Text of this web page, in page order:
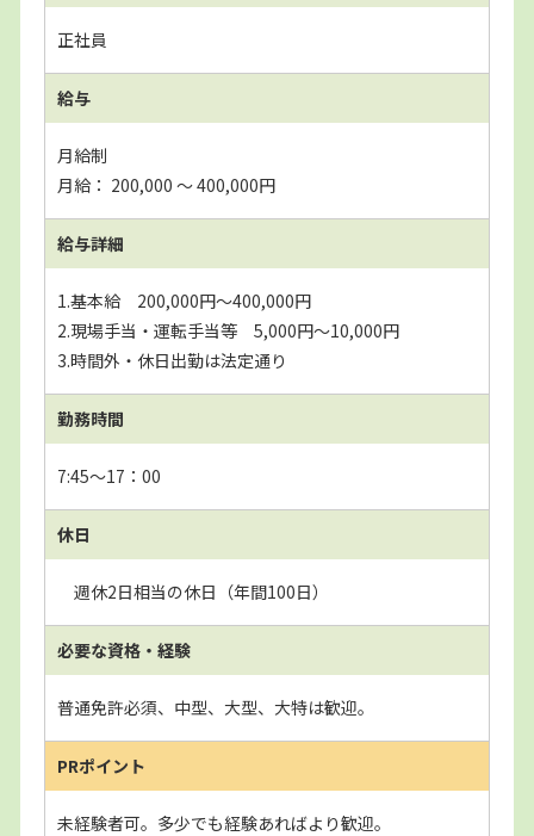
正社員
給与
月給制
月給： 200,000 〜 400,000円
給与詳細
1.基本給 200,000円～400,000円
2.現場手当・運転手当等 5,000円～10,000円
3.時間外・休日出勤は法定通り
勤務時間
7:45～17：00
休日
週休2日相当の休日（年間100日）
必要な資格・経験
普通免許必須、中型、大型、大特は歓迎。
PRポイント
未経験者可。多少でも経験あればより歓迎。